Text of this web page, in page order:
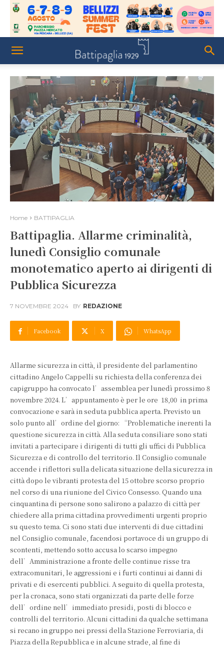
Home BATTIPAGLIA
Battipaglia. Allarme criminalità,
lunedì Consiglio comunale
monotematico aperto ai dirigenti di
Pubblica Sicurezza
7 NOVEMBRE 2024 BY REDAZIONE
Facebook X WhatsApp
Allarme sicurezza in città, il presidente del parlamentino
cittadino Angelo Cappelli su richiesta della conferenza dei
capigruppo ha convocato l’assemblea per lunedì prossimo 8
novembre 2024. L’appuntamento è per le ore 18,00 in prima
convocazione e sarà in seduta pubblica aperta. Previsto un
solo punto all’ordine del giorno: “Problematiche inerenti la
questione sicurezza in città. Alla seduta consiliare sono stati
invitati a partecipare i dirigenti di tutti gli uffici di Pubblica
Sicurezza e di controllo del territorio. Il Consiglio comunale
accende i riflettori sulla delicata situazione della sicurezza in
città dopo le vibranti protesta del 15 ottobre scorso proprio
nel corso di una riunione del Civico Consesso. Quando una
cinquantina di persone sono salirono a palazzo di città per
chiedere alla prima cittadina provvedimenti urgenti proprio
su questo tema. Ci sono stati due interventi di due cittadini
nel Consiglio comunale, facendosi portavoce di un gruppo di
scontenti, mettendo sotto accusa lo scarso impegno
dell’Amministrazione a fronte delle continue risse tra
extracomunitari, le aggressioni e i furti continui ai danni di
privati e di esercenti pubblici. A seguito di quella protesta,
per la cronaca, sono stati organizzati da parte delle forze
dell’ordine nell’immediato presidi, posti di blocco e
controlli del territorio. Alcuni cittadini da qualche settimana
si recano in gruppo nei pressi della Stazione Ferroviaria, di
Piazza della Repubblica e in alcune strade, al fine di